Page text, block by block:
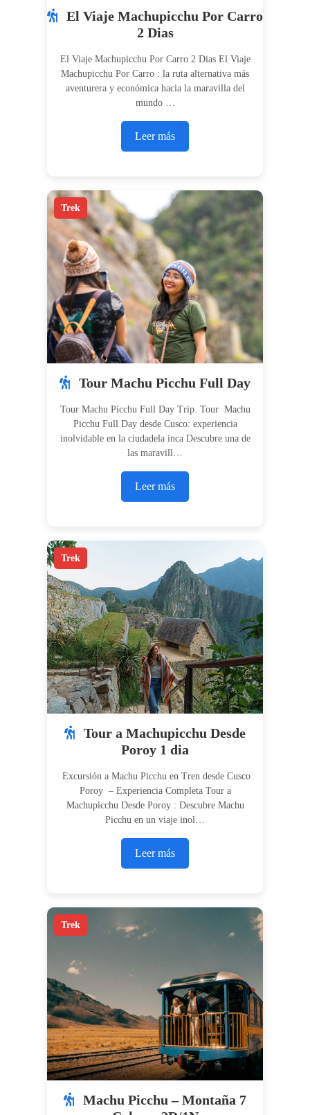
El Viaje Machupicchu Por Carro
2 Dias
El Viaje Machupicchu Por Carro 2 Dias El Viaje
Machupicchu Por Carro : la ruta alternativa más
aventurera y económica hacia la maravilla del
mundo …
Leer más
Trek
Tour Machu Picchu Full Day
Tour Machu Picchu Full Day Trip. Tour Machu
Picchu Full Day desde Cusco: experiencia
inolvidable en la ciudadela inca Descubre una de
las maravill…
Leer más
Trek
Tour a Machupicchu Desde
Poroy 1 dia
Excursión a Machu Picchu en Tren desde Cusco
Poroy – Experiencia Completa Tour a
Machupicchu Desde Poroy : Descubre Machu
Picchu en un viaje inol…
Leer más
Trek
Machu Picchu – Montaña 7